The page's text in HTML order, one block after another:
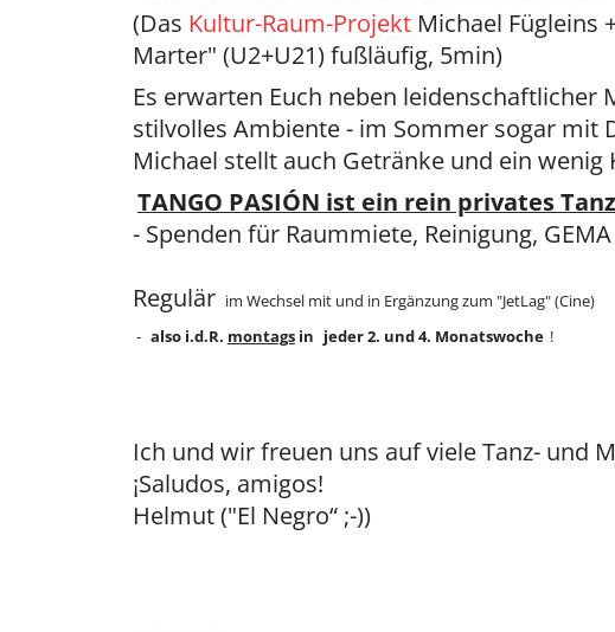
(Das Kultur-Raum-Projekt Michael Fügleins
Marter" (U2+U21) fußläufig, 5min)
Es erwarten Euch neben leidenschaftlicher
stilvolles Ambiente - im Sommer sogar mit
Michael stellt auch Getränke und ein wenig
TANGO PASIÓN ist ein rein privates
- Spenden für Raummiete, Reinigung,
Regulär im Wechsel mit und in Ergänzung zum "JetLag" (Cine)
- also i.d.R. montagsin jeder 2. und 4. Monatswoche !
Ich und wir freuen uns auf viele Tanz- und
¡Saludos, amigos!
Helmut ("El Negro“ ;-))